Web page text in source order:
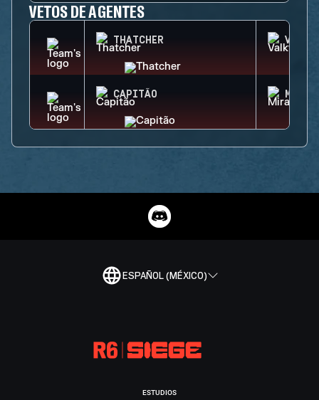
VETOS DE AGENTES
THATCHER
CAPITÃO MIRA
ESPAÑOL (MÉXICO)
ESTUDIOS